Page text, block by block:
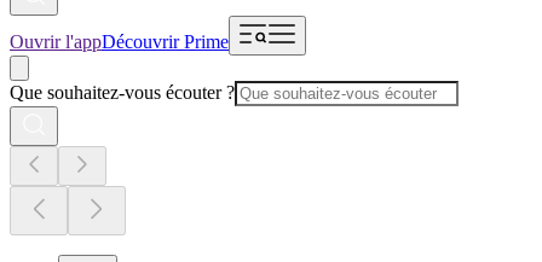
Ouvrir l'appDécouvrir Prime
Que souhaitez-vous écouter ?